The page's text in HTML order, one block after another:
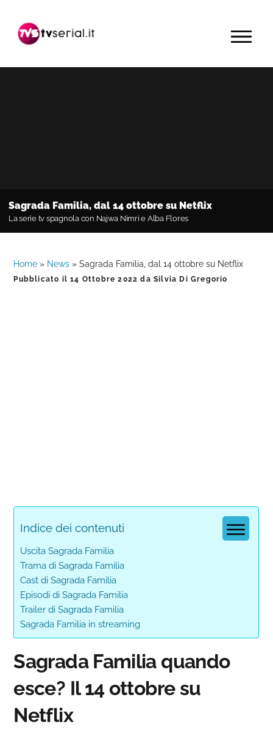
navigazione
contenuto
barra
primaria
MENU
Sagrada Familia, dal 14 ottobre su Netflix
La serie tv spagnola con Najwa Nimri e Alba Flores
Home » News »Sagrada Familia, dal 14 ottobre su Netflix
Pubblicato il14 Ottobre 2022 daSilvia Di Gregorio
Indice dei contenuti
Uscita Sagrada Familia
Trama di Sagrada Familia
Cast di Sagrada Familia
Episodi di Sagrada Familia
Trailer di Sagrada Familia
Sagrada Familia in streaming
Sagrada Familia quando
esce? Il 14 ottobre su
Netflix